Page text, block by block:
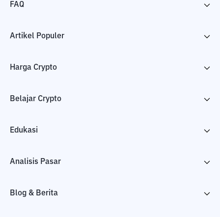
FAQ
Artikel Populer
Harga Crypto
Belajar Crypto
Edukasi
Analisis Pasar
Blog & Berita